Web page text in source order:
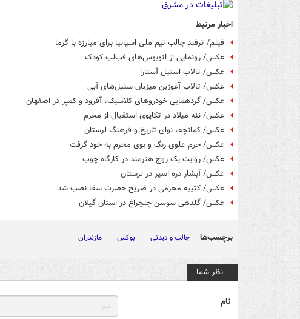
اخبار مرتبط
فیلم/ ترفند جالب تیم ملی اسپانیا برای مبارزه با گرما
عکس/ رونمایی از اتوبوس‌های فب‌لب کودک
عکس/ تالاب استیل آستارا
عکس/ تالاب آغوزبن میزبان سنبل‌های آبی
عکس/ گردهمایی خودروهای کلاسیک، آفرود و کمپر در اصفهان
عکس/ ننه میلاد در تکاپوی استقبال از محرم
عکس/ کمانچه، نوای تاریخ و فرهنگ لرستان
عکس/ حرم علوی رنگ و بوی محرم به خود گرفت
عکس/ روایت یک زوج هنرمند در کارگاه چوب
عکس/ آبشار دره اسپر در لرستان
عکس/ کتیبه محرمی در ضریح حضرت سقا نصب شد
عکس/ گلدهی سوسن چلچراغ در استان گیلان
برچسب‌ها جالب و دیدنی بوکس مازندران
نظر شما
نام